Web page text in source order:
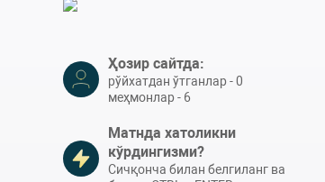
Ҳозир сайтда:
рўйхатдан ўтганлар - 0
меҳмонлар - 6
Матнда хатоликни
кўрдингизми?
Сичқонча билан белгиланг ва